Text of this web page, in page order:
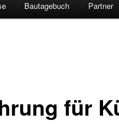
Bautagebuch Partner
für